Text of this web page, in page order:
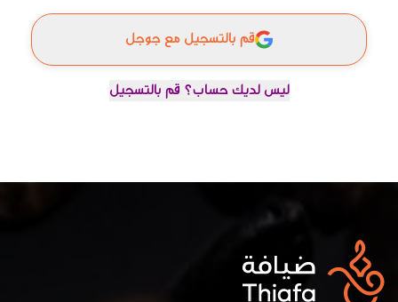
قم بالتسجيل مع جوجل
ليس لديك حساب؟ قم بالتسجيل